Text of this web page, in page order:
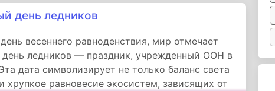
день ледников
весеннего равноденствия, мир отмечает
ледников — праздник, учрежденный ООН в
дата символизирует не только баланс света
хрупкое равновесие экосистем, зависящих от